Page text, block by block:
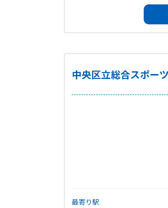
施設終了時間は、各施設ごと
1.毎週水曜日(その日が祝日の
3.その他、臨時休館日
中央区立総合スポー
最寄り駅